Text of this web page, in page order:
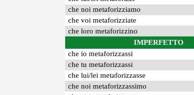
che noi metaforizziamo
che voi metaforizziate
che loro metaforizzino
IMPERFETTO
che io metaforizzassi
che tu metaforizzassi
che lui/lei metaforizzasse
che noi metaforizzassimo